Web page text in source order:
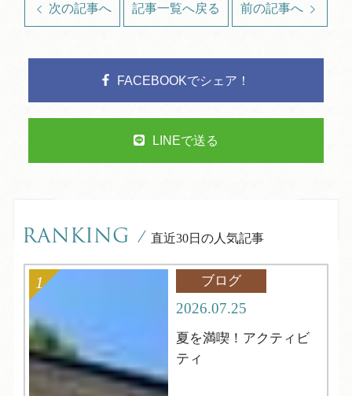
次の記事へ 記事一覧へ戻る 前の記事へ
FACEBOOKでシェア！
LINEで送る
RANKING / 直近30日の人気記事
ブログ
2026.07.25
夏を満喫！アクティビ
ティ